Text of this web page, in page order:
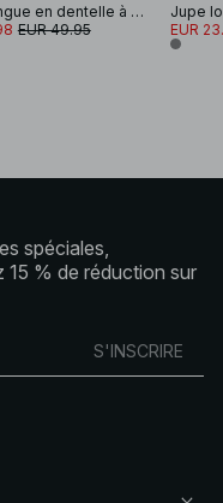
Jupe longue en dentelle à sequins
EUR 49.95 EUR
spéciales,
15 % de réduction sur
S'INSCRIRE